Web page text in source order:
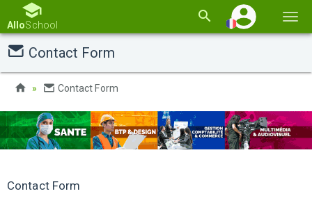
la
AlloSchool
Contact Form
Contact Form
Contact Form